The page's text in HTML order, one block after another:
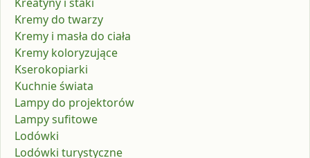
Kremy do twarzy
Kremy i masła do ciała
Kremy koloryzujące
Kserokopiarki
Kuchnie świata
Lampy do projektorów
Lampy sufitowe
Lodówki
Lodówki turystyczne